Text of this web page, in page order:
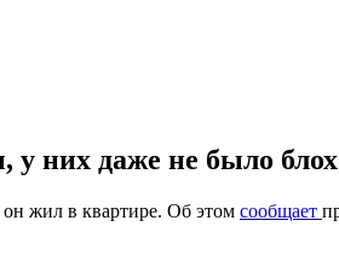
них даже не было
жил в квартире. Об этом сообщает